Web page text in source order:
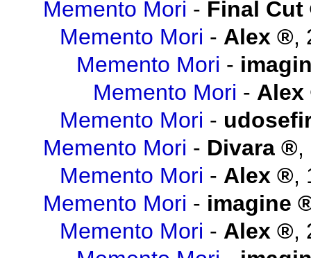
Memento Mori - Final Cut
Memento Mori - Alex ,
Memento Mori -
Memento Mori - Alex
Memento Mori -
Memento Mori - Divara ,
Memento Mori - Alex ,
Memento Mori - imagine
Memento Mori - Alex ,